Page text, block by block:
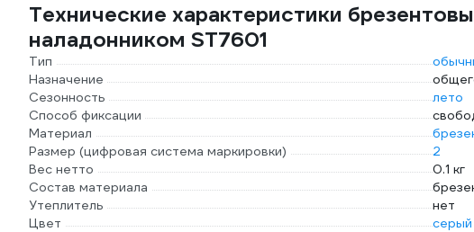
Технические характеристики
наладонником ST7601
Тип
Назначение
Сезонность
лето
Способ фиксации
Материал
Размер (цифровая система маркировки)
2
Вес нетто
0.1 кг
Состав материала
Утеплитель
нет
Цвет
серый